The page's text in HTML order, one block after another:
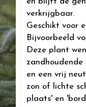
verkrijgbaar.
Geschikt voor
Bijvoorbeeld
Deze plant
en een vrij
zon of lichte
plaats' en